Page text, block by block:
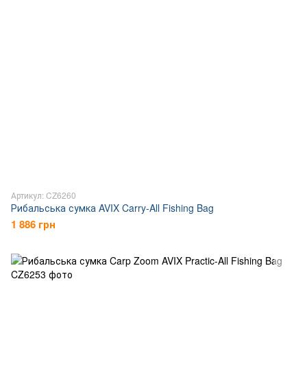
Артикул: CZ6260
Рибальська сумка AVIX Carry-All Fishing Bag
1 886 грн